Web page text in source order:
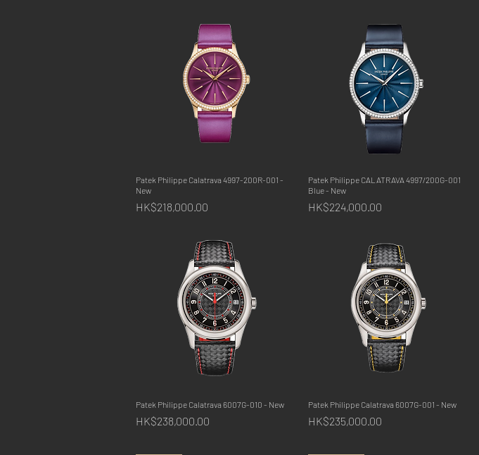
快速瀏覽
Patek Philippe Calatrava 4997-200R-001 -
New
價格
HK$218,000.00
快速瀏覽
Patek Philippe CALATRAVA 4997/200G-001
Blue - New
價格
HK$224,000.00
快速瀏覽
Patek Philippe Calatrava 6007G-010 - New
價格
HK$238,000.00
快速瀏覽
Patek Philippe Calatrava 6007G-001 - New
價格
HK$235,000.00